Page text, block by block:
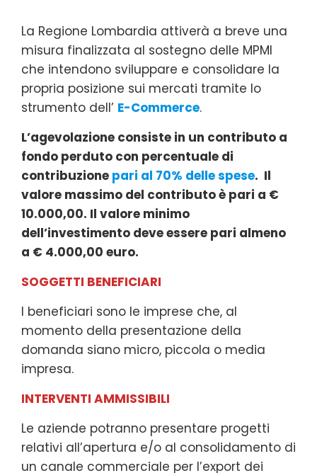
La Regione Lombardia attiverà a breve una
misura finalizzata al sostegno delle MPMI
che intendono sviluppare e consolidare la
propria posizione sui mercati tramite lo
strumento dell’ E-Commerce.
L’agevolazione consiste in un contributo a
fondo perduto con percentuale di
contribuzione pari al 70% delle spese. Il
valore massimo del contributo è pari a €
10.000,00. Il valore minimo
dell’investimento deve essere pari almeno
a € 4.000,00 euro.
SOGGETTI BENEFICIARI
I beneficiari sono le imprese che, al
momento della presentazione della
domanda siano micro, piccola o media
impresa.
INTERVENTI AMMISSIBILI
Le aziende potranno presentare progetti
relativi all’apertura e/o al consolidamento di
un canale commerciale per l’export dei